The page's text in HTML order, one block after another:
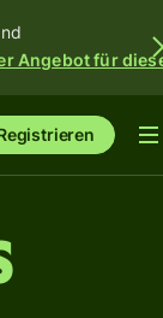
Angebot für